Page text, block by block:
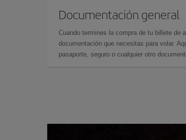
Documentación general
Cuando termines la compra de tu billete de
documentación que necesitas para volar.
pasaporte, seguro o cualquier otro